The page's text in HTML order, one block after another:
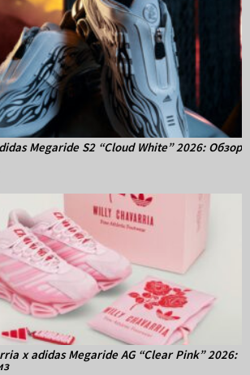
Megaride S2 “Cloud White” 2026: Обзор
x adidas Megaride AG “Clear Pink” 2026: